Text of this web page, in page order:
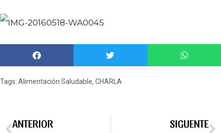
Tags: Alimentación Saludable, CHARLA
ANTERIOR SIGUENTE